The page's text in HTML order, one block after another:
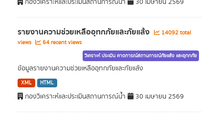
กองวิเคราะห์และประเมินสถานการณ์น้ำ 30 เมษายน 2569
รายงานความช่วยเหลืออุทกภัยและภัยแล้ง
14092 total
views
64 recent views
วิเคราะห์ ประเมิน คาดการณ์สถานการณ์ภัยแล้ง และอุทกภัย
ข้อมูลรายงานความช่วยเหลืออุทกภัยและภัยแล้ง
XML HTML
กองวิเคราะห์และประเมินสถานการณ์น้ำ 30 เมษายน 2569